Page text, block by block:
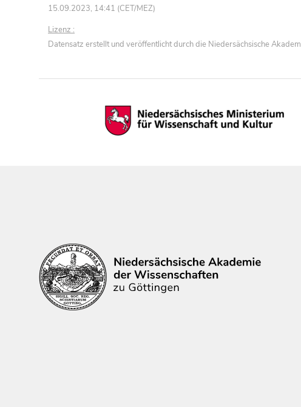
15.09.2023, 14:41 (CET/MEZ)
Lizenz :
Datensatz erstellt und veröffentlicht durch die Niedersächsische